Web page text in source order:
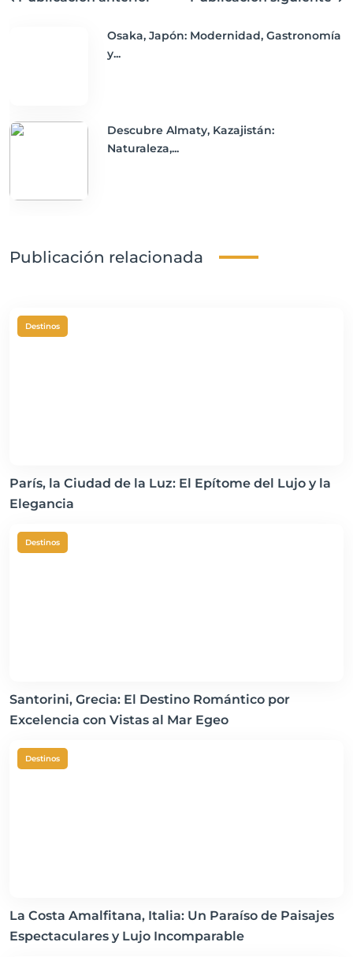
Osaka, Japón: Modernidad, Gastronomía
y...
Descubre Almaty, Kazajistán:
Naturaleza,...
Publicación relacionada
Destinos
París, la Ciudad de la Luz: El Epítome del Lujo y la
Elegancia
Destinos
Santorini, Grecia: El Destino Romántico por
Excelencia con Vistas al Mar Egeo
Destinos
La Costa Amalfitana, Italia: Un Paraíso de Paisajes
Espectaculares y Lujo Incomparable